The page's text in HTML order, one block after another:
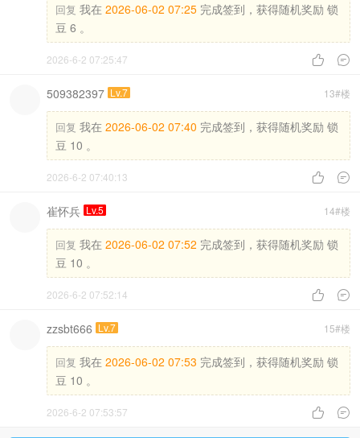
回复 我在 2026-06-02 07:25 完成签到，获得随机奖励 锁
豆 6 。
 
2026-6-2 07:25:47
13#楼
509382397 Lv.7
回复 我在 2026-06-02 07:40 完成签到，获得随机奖励 锁
豆 10 。
 
2026-6-2 07:40:13
14#楼
崔怀兵 Lv.5
回复 我在 2026-06-02 07:52 完成签到，获得随机奖励 锁
豆 10 。
 
2026-6-2 07:52:14
15#楼
zzsbt666 Lv.7
回复 我在 2026-06-02 07:53 完成签到，获得随机奖励 锁
豆 10 。
 
2026-6-2 07:53:57